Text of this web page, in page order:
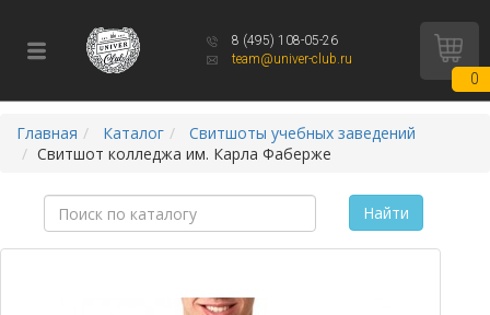
8 (495) 108-05-26
team@univer-club.ru
0
Главная Каталог
Свитшоты учебных заведений
Свитшот колледжа им. Карла Фаберже
Найти